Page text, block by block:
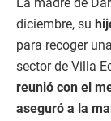
diciembre, su
para recoger
sector de Villa
reunió con el
aseguró a la